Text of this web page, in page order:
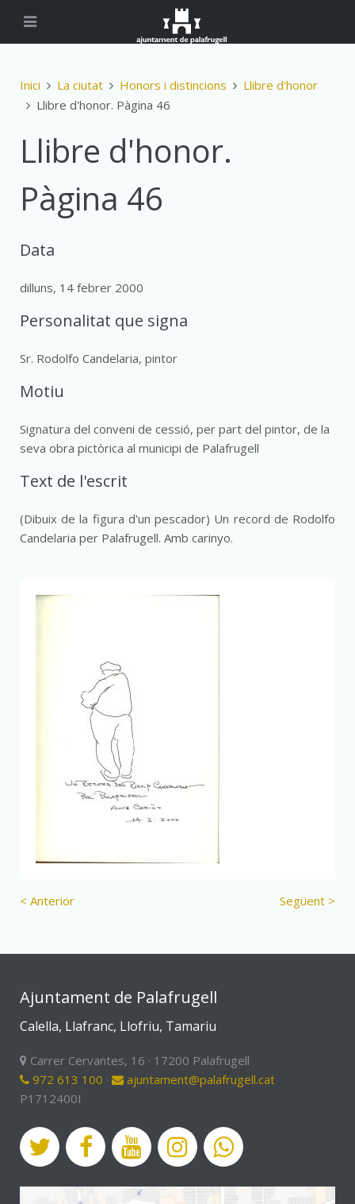
Inici La ciutat Honors i distincions
Llibre d'honor
Llibre d'honor. Pàgina 46
Llibre d'honor.
Pàgina 46
Data
dilluns, 14 febrer 2000
Personalitat que signa
Sr. Rodolfo Candelaria, pintor
Motiu
Signatura del conveni de cessió, per part del pintor, de la
seva obra pictòrica al municipi de Palafrugell
Text de l'escrit
(Dibuix de la figura d'un pescador) Un record de Rodolfo
Candelaria per Palafrugell. Amb carinyo.
< Anterior Següent >
Ajuntament de Palafrugell
Calella, Llafranc, Llofriu, Tamariu
Carrer Cervantes, 16 · 17200 Palafrugell
972 613 100 ·
ajuntament@palafrugell.cat
P1712400I